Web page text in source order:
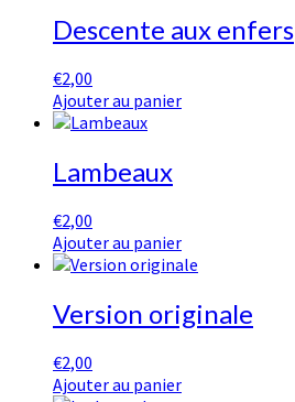
Descente aux enfers
€2,00
Ajouter au panier
Lambeaux
€2,00
Ajouter au panier
Version originale
€2,00
Ajouter au panier